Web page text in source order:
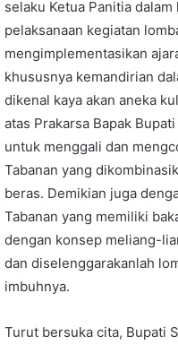
selaku Ketua Panitia
pelaksanaan kegiatan
mengimplementasikan
khususnya kemandirian
dikenal kaya akan aneka
atas Prakarsa Bapak
untuk menggali dan
Tabanan yang
beras. Demikian juga
Tabanan yang memiliki
dengan konsep meliang-
dan diselenggarakanlah
imbuhnya.
Turut bersuka cita, Bupati